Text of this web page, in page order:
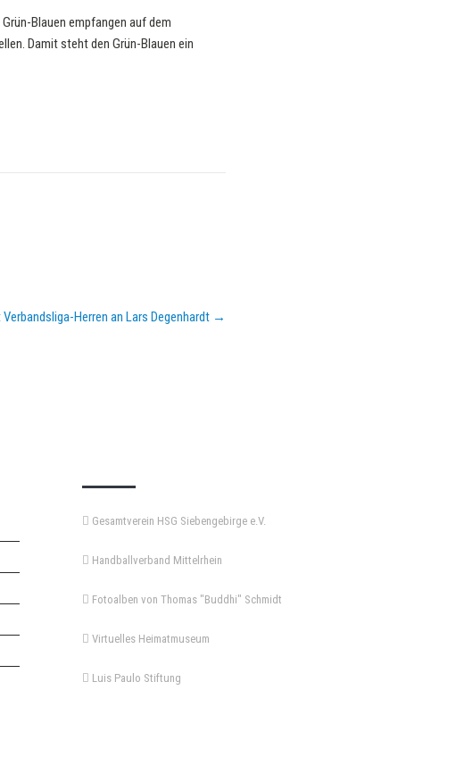
Blauen empfangen auf dem
Damit steht den Grün-Blauen ein
Herren an Lars Degenhardt →
Gesamtverein HSG Siebengebirge e.V.
Handballverband Mittelrhein
Fotoalben von Thomas "Buddhi" Schmidt
Virtuelles Heimatmuseum
Luis Paulo Stiftung